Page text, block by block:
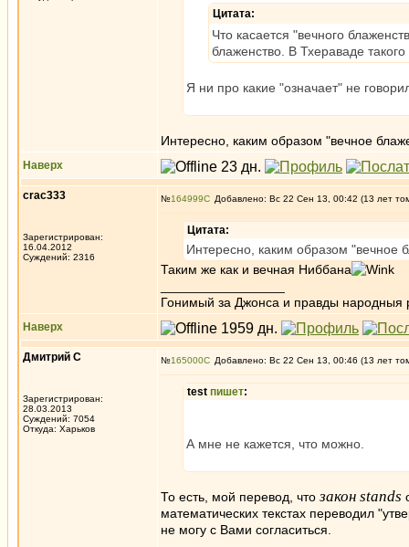
Цитата:
Что касается "вечного
блаженство. В Тхераваде такого
Я ни про какие "означает" не
Интересно, каким образом "вечное
Наверх
crac333
Зарегистрирован:
16.04.2012
Суждений: 2316
№164999 Добавлено: Вс 22 Сен 13, 00:42 (13 лет
Цитата:
Интересно, каким образом "вечное
Таким же как и вечная Ниббана
Гонимый за Джонса и правды народныя
Наверх
Дмитрий С
Зарегистрирован:
28.03.2013
Суждений: 7054
Откуда: Харьков
№165000 Добавлено: Вс 22 Сен 13, 00:46 (13 лет
test пишет:
А мне не кажется, что можно.
То есть, мой перевод, чтозакон stands
математических текстах переводил
не могу с Вами согласиться.